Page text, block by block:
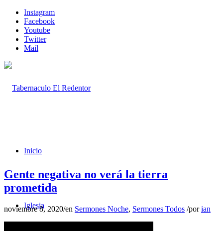
Instagram
Facebook
Youtube
Twitter
Mail
Inicio
Iglesia
Gente negativa no verá la tierra
prometida
noviembre 8, 2020/en Sermones Noche, Sermones Todos /porian